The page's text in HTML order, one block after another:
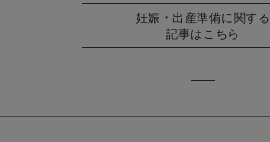
妊娠・出産準備に関する
記事はこちら